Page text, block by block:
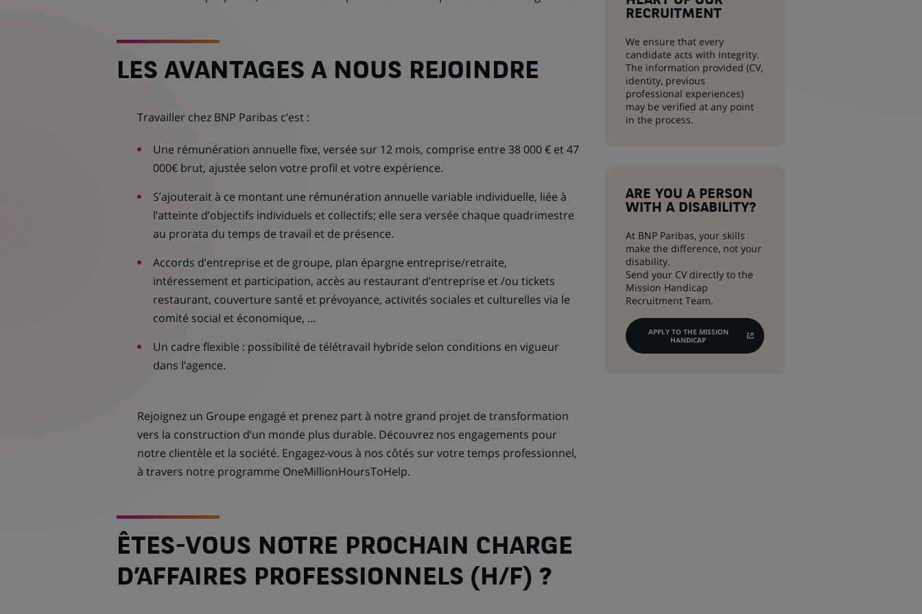
LES AVANTAGES A NOUS REJOINDRE
Travailler chez BNP Paribas c’est :
Une rémunération annuelle fixe, versée sur 12 mois, comprise entre 38 000 € et 47
000€ brut, ajustée selon votre profil et votre expérience.
S’ajouterait à ce montant une rémunération annuelle variable individuelle, liée à
l’atteinte d’objectifs individuels et collectifs; elle sera versée chaque quadrimestre
au prorata du temps de travail et de présence.
Accords d’entreprise et de groupe, plan épargne entreprise/retraite,
intéressement et participation, accès au restaurant d’entreprise et /ou tickets
restaurant, couverture santé et prévoyance, activités sociales et culturelles via le
comité social et économique, …
Un cadre flexible : possibilité de télétravail hybride selon conditions en vigueur
dans l’agence.
Rejoignez un Groupe engagé et prenez part à notre grand projet de transformation
vers la construction d’un monde plus durable. Découvrez nos engagements pour
notre clientèle et la société. Engagez-vous à nos côtés sur votre temps professionnel,
à travers notre programme OneMillionHoursToHelp.
ÊTES-VOUS NOTRE PROCHAIN CHARGE
D’AFFAIRES PROFESSIONNELS (H/F) ?
RECRUITMENT
We ensure that every
candidate acts with integrity.
The information provided (CV,
identity, previous
professional experiences)
may be verified at any point
in the process.
ARE YOU A PERSON
WITH A DISABILITY?
At BNP Paribas, your skills
make the difference, not your
disability.
Send your CV directly to the
Mission Handicap
Recruitment Team.
APPLY TO THE MISSION
HANDICAP
(OPENS
A